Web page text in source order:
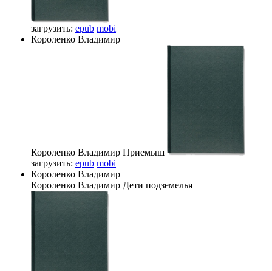
загрузить: epub mobi
Короленко Владимир
Короленко Владимир Приемыш
загрузить: epub mobi
Короленко Владимир
Короленко Владимир Дети подземелья